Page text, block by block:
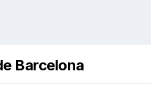
Barcelona